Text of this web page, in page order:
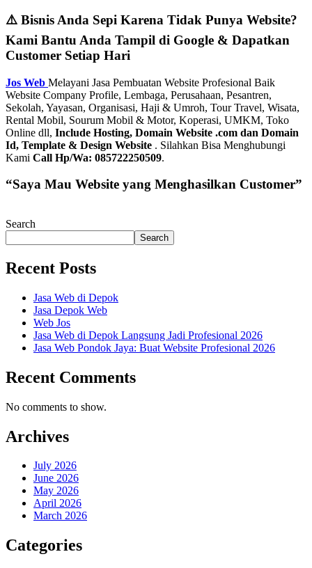
⚠️ Bisnis Anda Sepi Karena Tidak Punya Website?
Kami Bantu Anda Tampil di Google & Dapatkan
Customer Setiap Hari
Jos Web Melayani Jasa Pembuatan Website Profesional Baik
Website Company Profile, Lembaga, Perusahaan, Pesantren,
Sekolah, Yayasan, Organisasi, Haji & Umroh, Tour Travel, Wisata,
Rental Mobil, Sourum Mobil & Motor, Koperasi, UMKM, Toko
Online dll, Include Hosting, Domain Website .com dan Domain
Id, Template & Design Website . Silahkan Bisa Menghubungi
Kami Call Hp/Wa: 085722250509.
“Saya Mau Website yang Menghasilkan Customer”
Search
Search
Recent Posts
Jasa Web di Depok
Jasa Depok Web
Web Jos
Jasa Web di Depok Langsung Jadi Profesional 2026
Jasa Web Pondok Jaya: Buat Website Profesional 2026
Recent Comments
No comments to show.
Archives
July 2026
June 2026
May 2026
April 2026
March 2026
Categories